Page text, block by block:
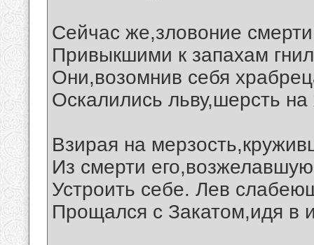
Сейчас же,зловоние
Привыкшими к запахам
Они,возомнив себя
Оскалились льву,шерсть на
Взирая на
Из смерти
Устроить себе. Лев
Прощался с Закатом,идя в